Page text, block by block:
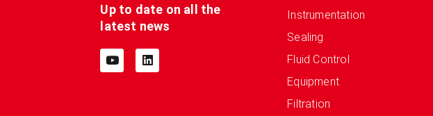
Up to date on all the
latest news
Instrumentation
Sealing
Fluid Control
Equipment
Filtration